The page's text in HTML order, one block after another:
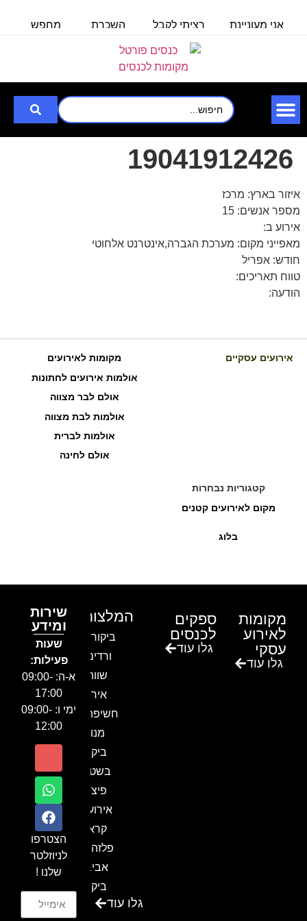
אני מעוניינת
רציתי לקבל
פרטים לכנס
לעובדים
השכרת
אולם/
כיתה
לצורך
מחפש
3000
19041912426
איזור בארץ: מרכז
מספר אנשים: 15
אירוע ב:
מאפייני מקום: מערכת הגברה,אינטרנט אלחוטי
חודש: אפריל
טווח תאריכים:
הודעה:
אירועים עסקיים
מקומות לאירועים
אולמות אירועים לחתונות
אולם לבר מצווה
אולמות לבת מצווה
אולמות לברית
אולם לחינה
קטגוריות נבחרות
מקום לאירועים קטנים
בלוג
מקומות
לאירוע
עסקי
גלו עוד
ספקים
לכנסים
גלו עוד
המלצות
ביקור בגן
ורדים –
שווה!!
אירוע
חשיפה- זיו
מנור
ביקור
בשטח-
פיצ'ר
אירועים
קראון
פלזה תל
אביב-
ביקור
בכנסגלו עוד
שירות
ומידע
שעות
פעילות:
א-ה: 09:00-
17:00
ימי ו: 09:00-
12:00
הצטרפו
לניוזלטר
שלנו !